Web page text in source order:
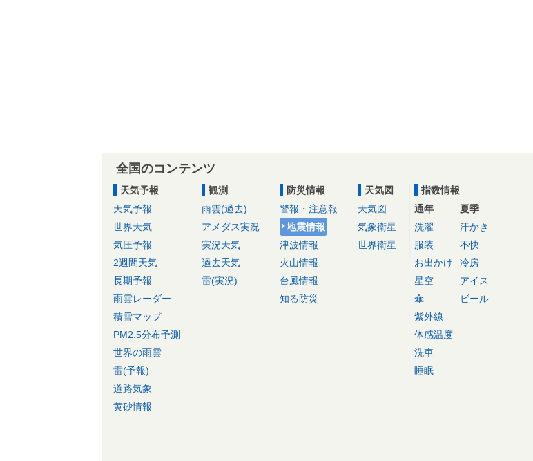
全国のコンテンツ
天気予報
天気予報
世界天気
気圧予報
2週間天気
長期予報
雨雲レーダー
積雪マップ
PM2.5分布予測
世界の雨雲
雷(予報)
道路気象
黄砂情報
観測
雨雲(過去)
アメダス実況
実況天気
過去天気
雷(実況)
防災情報
警報・注意報
地震情報
津波情報
火山情報
台風情報
知る防災
天気図
天気図
気象衛星
世界衛星
指数情報
通年
洗濯
服装
お出かけ
星空
傘
紫外線
体感温度
洗車
睡眠
夏季
汗かき
不快
冷房
アイス
ビール